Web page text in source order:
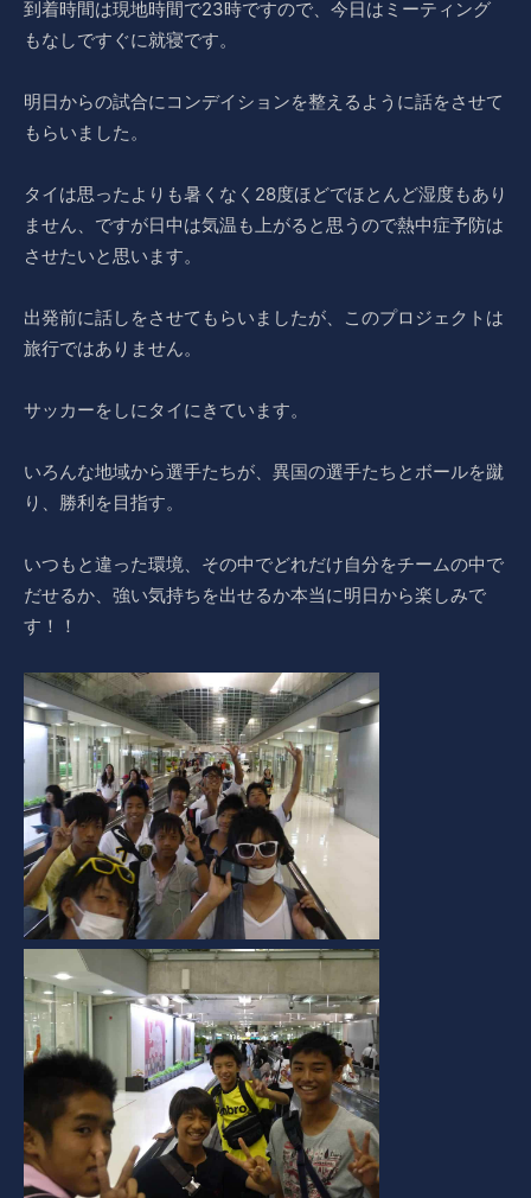
到着時間は現地時間で23時ですので、今日はミーティング
もなしですぐに就寝です。
明日からの試合にコンデイションを整えるように話をさせて
もらいました。
タイは思ったよりも暑くなく28度ほどでほとんど湿度もあり
ません、ですが日中は気温も上がると思うので熱中症予防は
させたいと思います。
出発前に話しをさせてもらいましたが、このプロジェクトは
旅行ではありません。
サッカーをしにタイにきています。
いろんな地域から選手たちが、異国の選手たちとボールを蹴
り、勝利を目指す。
いつもと違った環境、その中でどれだけ自分をチームの中で
だせるか、強い気持ちを出せるか本当に明日から楽しみで
す！！